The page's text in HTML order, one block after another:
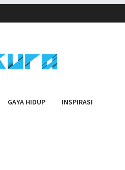
GAYA HIDUP INSPIRASI